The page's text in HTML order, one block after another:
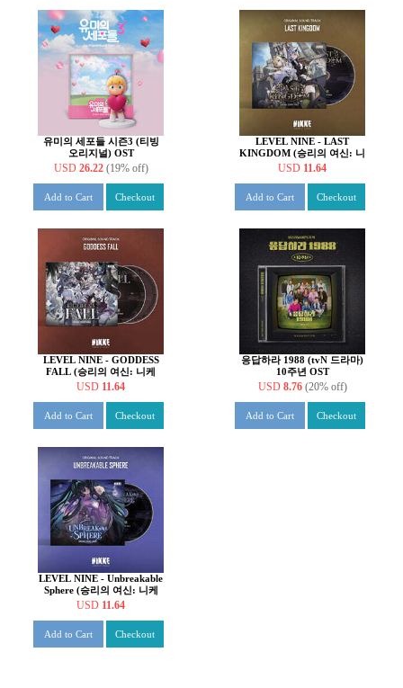
유미의 세포들 시즌3 (티빙
오리지널) OST
USD 26.22 (19% off)
Add to Cart Checkout
LEVEL NINE - LAST
KINGDOM (승리의 여신: 니
케 OST)
USD 11.64
Add to Cart Checkout
LEVEL NINE - GODDESS
FALL (승리의 여신: 니케
OST)
USD 11.64
Add to Cart Checkout
응답하라 1988 (tvN 드라마)
10주년 OST
USD 8.76 (20% off)
Add to Cart Checkout
LEVEL NINE - Unbreakable
Sphere (승리의 여신: 니케
OST)
USD 11.64
Add to Cart Checkout